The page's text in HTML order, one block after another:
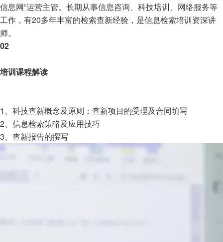
信息网”运营主管。长期从事信息咨询、科技培训、网络服务等
工作，有20多年丰富的检索查新经验，是信息检索培训资深讲
师。
02
培训课程解读
1、科技查新概念及原则；查新项目的受理及合同填写
2、信息检索策略及应用技巧
3、查新报告的撰写